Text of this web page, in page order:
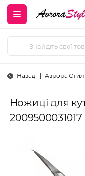
Назад Аврора
Ножиці для
2009500031017